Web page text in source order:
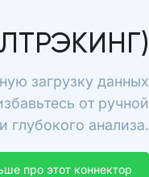
загрузку данных
от ручной
глубокого анализа.
про этот коннектор